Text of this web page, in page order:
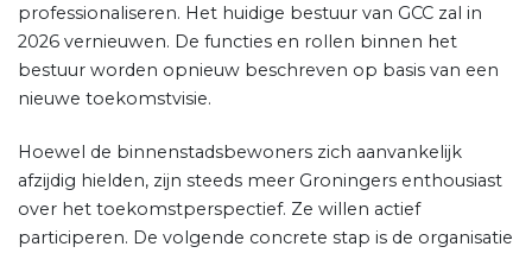
professionaliseren. Het huidige bestuur van GCC zal in
2026 vernieuwen. De functies en rollen binnen het
bestuur worden opnieuw beschreven op basis van een
nieuwe toekomstvisie.
Hoewel de binnenstadsbewoners zich aanvankelijk
afzijdig hielden, zijn steeds meer Groningers enthousiast
over het toekomstperspectief. Ze willen actief
participeren. De volgende concrete stap is de organisatie